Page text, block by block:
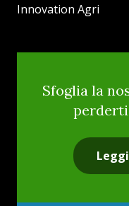
Innovation Agri
Sfoglia la